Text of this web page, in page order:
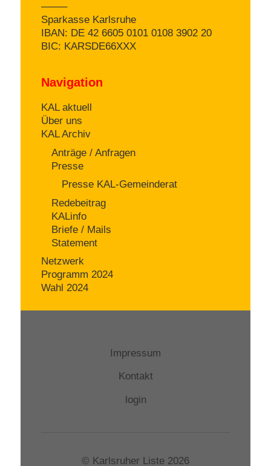
——–
Sparkasse Karlsruhe
IBAN: DE 42 6605 0101 0108 3902 20
BIC: KARSDE66XXX
Navigation
KAL aktuell
Über uns
KAL Archiv
Anträge / Anfragen
Presse
Presse KAL-Gemeinderat
Redebeitrag
KALinfo
Briefe / Mails
Statement
Netzwerk
Programm 2024
Wahl 2024
Impressum
Kontakt
login
© Karlsruher Liste 2026